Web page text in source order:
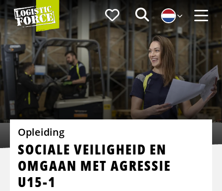
Logistic
Force
FavorietenZoeken
Menu
Opleiding
SOCIALE VEILIGHEID EN
OMGAAN MET AGRESSIE
U15-1